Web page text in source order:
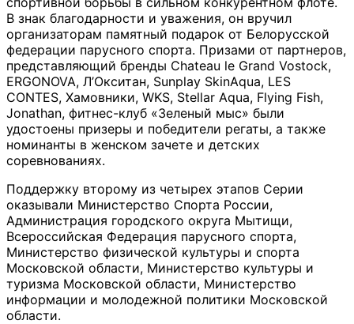
В знак благодарности и уважения, он вручил
организаторам памятный подарок от Белорусской
федерации парусного спорта. Призами от партнеров,
представляющий бренды Chateau le Grand Vostock,
ERGONOVA, Л’Окситан, Sunplay SkinAqua, LES
CONTES, Хамовники, WKS, Stellar Aqua, Flying Fish,
Jonathan, фитнес-клуб «Зеленый мыс» были
удостоены призеры и победители регаты, а также
номинанты в женском зачете и детских
соревнованиях.
Поддержку второму из четырех этапов Серии
оказывали Министерство Спорта России,
Администрация городского округа Мытищи,
Всероссийская Федерация парусного спорта,
Министерство физической культуры и спорта
Московской области, Министерство культуры и
туризма Московской области, Министерство
информации и молодежной политики Московской
области.